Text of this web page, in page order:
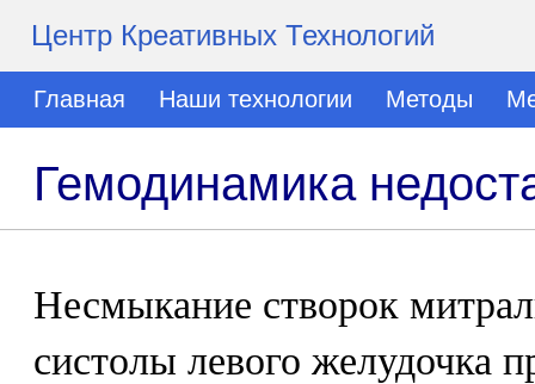
Центр Креативных Технологий
Главная Наши технологии Методы
Гемодинамика
Несмыкание створок
систолы левого желудочка